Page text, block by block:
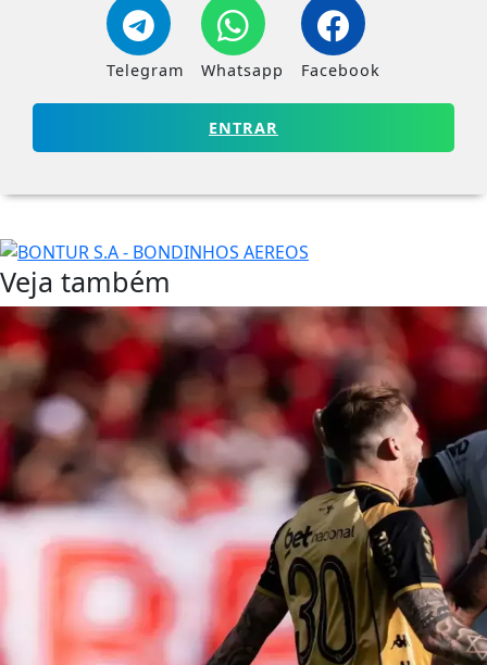
Telegram Whatsapp Facebook
ENTRAR
Veja também